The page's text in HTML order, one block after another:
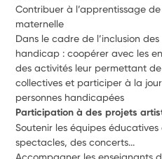
Contribuer à l’apprentissage
Dans le cadre de l’inclusion
handicap : coopérer avec les
des activités leur permettant
collectives et participer à la
personnes handicapées
Participation à des projets
Soutenir les équipes
spectacles, des concerts...
Accompagner les enseignants